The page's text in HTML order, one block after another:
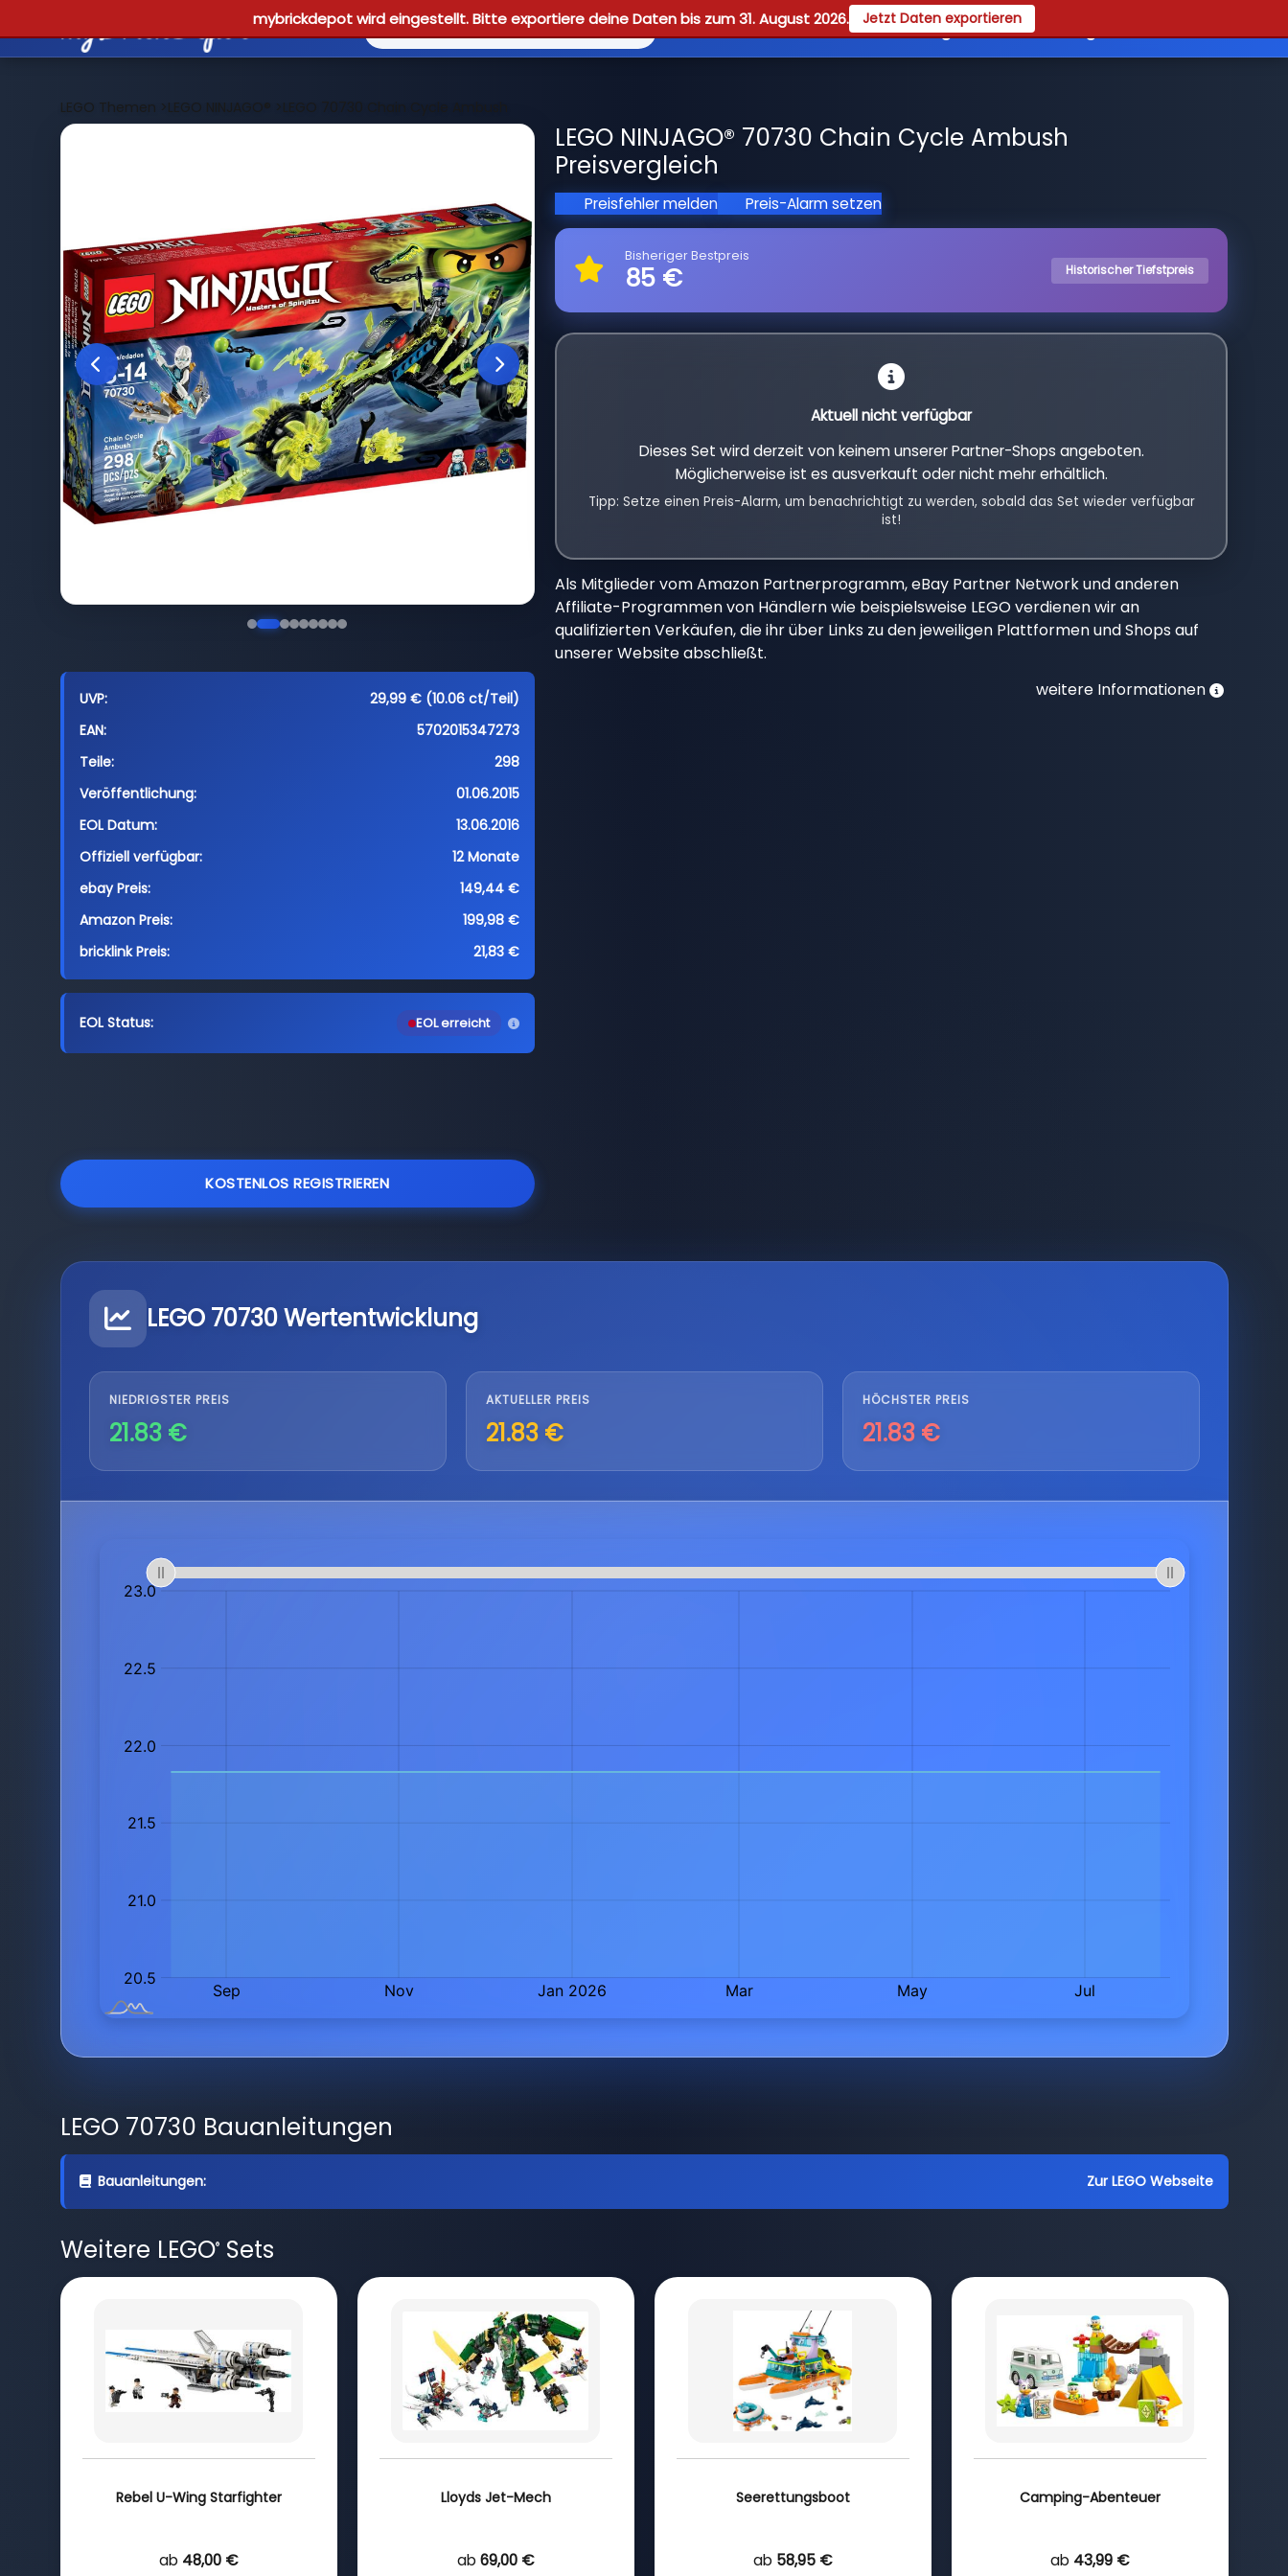
mybrickdepot wird eingestellt. Bitte exportiere deine Daten bis zum 31. August 2026. Jetzt Daten exportieren
Reviews Guides Registrieren
LEGO Themen >LEGO NINJAGO® >LEGO 70730 Chain Cycle Ambush
UVP:
29,99 € (10.06 ct/Teil)
EAN:
5702015347273
Teile:
298
Veröffentlichung:
01.06.2015
EOL Datum:
13.06.2016
Offiziell verfügbar:
12 Monate
ebay Preis:
149,44 €
Amazon Preis:
199,98 €
bricklink Preis:
21,83 €
EOL Status: EOL erreicht
KOSTENLOS REGISTRIEREN
LEGO NINJAGO® 70730 Chain Cycle Ambush
Preisvergleich
Preisfehler melden Preis-Alarm setzen
Bisheriger Bestpreis
85 € Historischer Tiefstpreis
Aktuell nicht verfügbar
Dieses Set wird derzeit von keinem unserer Partner-Shops angeboten.
Möglicherweise ist es ausverkauft oder nicht mehr erhältlich.
Tipp: Setze einen Preis-Alarm, um benachrichtigt zu werden, sobald das Set wieder verfügbar
ist!
Als Mitglieder vom Amazon Partnerprogramm, eBay Partner Network und anderen
Affiliate-Programmen von Händlern wie beispielsweise LEGO verdienen wir an
qualifizierten Verkäufen, die ihr über Links zu den jeweiligen Plattformen und Shops auf
unserer Website abschließt.
weitere Informationen
LEGO 70730 Wertentwicklung
NIEDRIGSTER PREIS
21.83 €
AKTUELLER PREIS
21.83 €
HÖCHSTER PREIS
21.83 €
LEGO 70730 Bauanleitungen
Bauanleitungen: Zur LEGO Webseite
Weitere LEGO®Sets
Rebel U-Wing Starfighter
ab 48,00 €
Lloyds Jet-Mech
ab 69,00 €
Seerettungsboot
ab 58,95 €
Camping-Abenteuer
ab 43,99 €